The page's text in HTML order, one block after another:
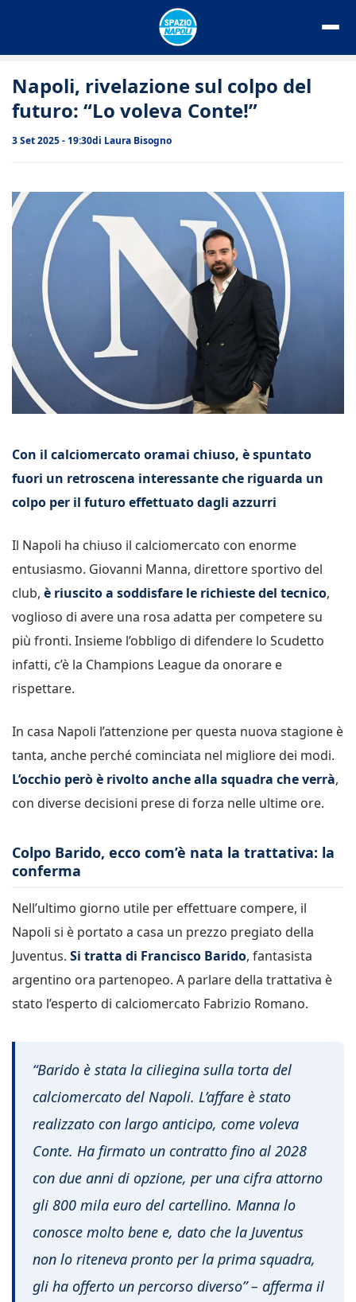
Napoli, rivelazione sul colpo del
futuro: “Lo voleva Conte!”
3 Set 2025 - 19:30di Laura Bisogno
Con il calciomercato oramai chiuso, è spuntato
fuori un retroscena interessante che riguarda un
colpo per il futuro effettuato dagli azzurri
Il Napoli ha chiuso il calciomercato con enorme
entusiasmo. Giovanni Manna, direttore sportivo del
club, è riuscito a soddisfare le richieste del tecnico,
voglioso di avere una rosa adatta per competere su
più fronti. Insieme l’obbligo di difendere lo Scudetto
infatti, c’è la Champions League da onorare e
rispettare.
In casa Napoli l’attenzione per questa nuova stagione è
tanta, anche perché cominciata nel migliore dei modi.
L’occhio però è rivolto anche alla squadra che verrà,
con diverse decisioni prese di forza nelle ultime ore.
Colpo Barido, ecco com’è nata la trattativa: la
conferma
Nell’ultimo giorno utile per effettuare compere, il
Napoli si è portato a casa un prezzo pregiato della
Juventus. Si tratta di Francisco Barido, fantasista
argentino ora partenopeo. A parlare della trattativa è
stato l’esperto di calciomercato Fabrizio Romano.
“Barido è stata la ciliegina sulla torta del
calciomercato del Napoli. L’affare è stato
realizzato con largo anticipo, come voleva
Conte. Ha firmato un contratto fino al 2028
con due anni di opzione, per una cifra attorno
gli 800 mila euro del cartellino. Manna lo
conosce molto bene e, dato che la Juventus
non lo riteneva pronto per la prima squadra,
gli ha offerto un percorso diverso” – afferma il